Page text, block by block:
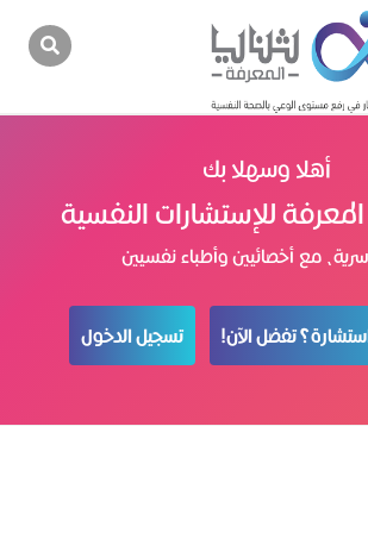
أهلا وسهلا بك
المعرفة للإستشارات النفسية
مع أخصائيين وأطباء نفسيين
تفضل الآن! تسجيل الدخول